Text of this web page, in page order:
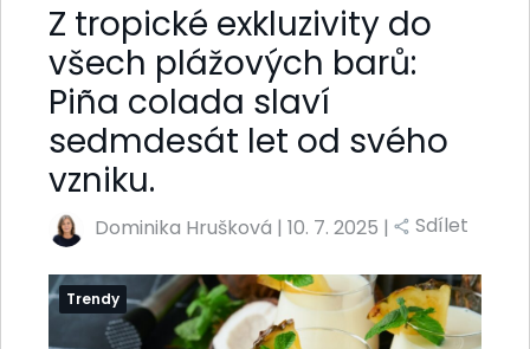
Z tropické exkluzivity do
všech plážových barů:
Piña colada slaví
sedmdesát let od svého
vzniku.
Dominika Hrušková | 10. 7. 2025 | Sdílet
Trendy